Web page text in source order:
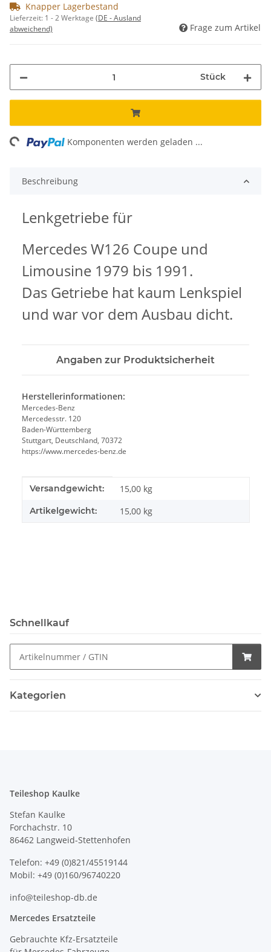
Knapper Lagerbestand
Lieferzeit: 1 - 2 Werktage (DE - Ausland
abweichend)
Frage zum Artikel
Stück
Komponenten werden geladen ...
Beschreibung
Lenkgetriebe für
Mercedes W126 Coupe und
Limousine 1979 bis 1991.
Das Getriebe hat kaum Lenkspiel
und war vor dem Ausbau dicht.
Angaben zur Produktsicherheit
Herstellerinformationen:
Mercedes-Benz
Mercedesstr. 120
Baden-Württemberg
Stuttgart, Deutschland, 70372
https://www.mercedes-benz.de
Produkteigenschaft
Wert
Versandgewicht: 15,00 kg
Artikelgewicht: 15,00 kg
Schnellkauf
Kategorien
Teileshop Kaulke
Stefan Kaulke
Forchachstr. 10
86462 Langweid-Stettenhofen
Telefon: +49 (0)821/45519144
Mobil: +49 (0)160/96740220
info@teileshop-db.de
Mercedes Ersatzteile
Gebrauchte Kfz-Ersatzteile